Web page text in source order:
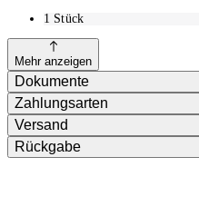
1 Stück
Mehr anzeigen
Dokumente
Zahlungsarten
Versand
Rückgabe